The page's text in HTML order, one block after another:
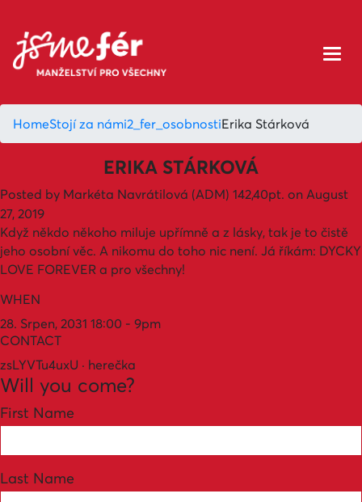
HomeStojí za námi2_fer_osobnostiErika Stárková
ERIKA STÁRKOVÁ
Posted by Markéta Navrátilová (ADM) 142,40pt. on August
27, 2019
Když někdo někoho miluje upřímně a z lásky, tak je to čistě
jeho osobní věc. A nikomu do toho nic není. Já říkám: DYCKY
LOVE FOREVER a pro všechny!
WHEN
28. Srpen, 2031 18:00 - 9pm
CONTACT
zsLYVTu4uxU · herečka
Will you come?
First Name
Last Name